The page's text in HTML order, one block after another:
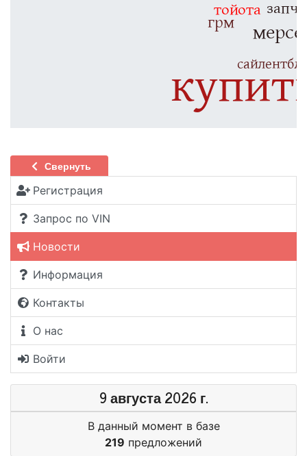
Свернуть
Регистрация
Запрос по VIN
Новости
Информация
Контакты
О нас
Войти
9 августа 2026 г.
В данный момент в базе
219 предложений